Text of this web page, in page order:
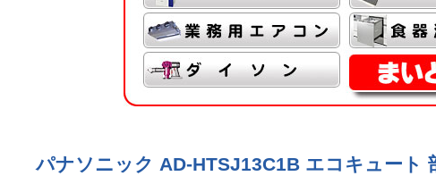
パナソニック AD-HTSJ13C1B エコキュート